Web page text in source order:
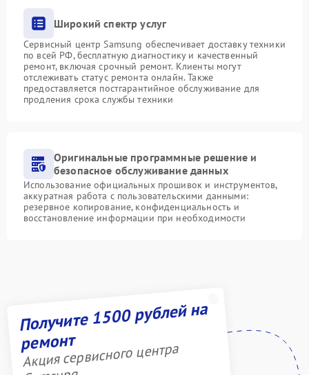
Широкий спектр услуг
Сервисный центр Samsung обеспечивает доставку техники
по всей РФ, бесплатную диагностику и качественный
ремонт, включая срочный ремонт. Клиенты могут
отслеживать статус ремонта онлайн. Также
предоставляется постгарантийное обслуживание для
продления срока службы техники
Оригинальные программные решение и
безопасное обслуживание данных
Использование официальных прошивок и инструментов,
аккуратная работа с пользовательскими данными:
резервное копирование, конфиденциальность и
восстановление информации при необходимости
Получите 1500 рублей на
ремонт
Акция сервисного центра